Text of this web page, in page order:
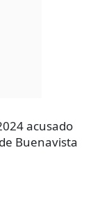
acusado
Buenavista